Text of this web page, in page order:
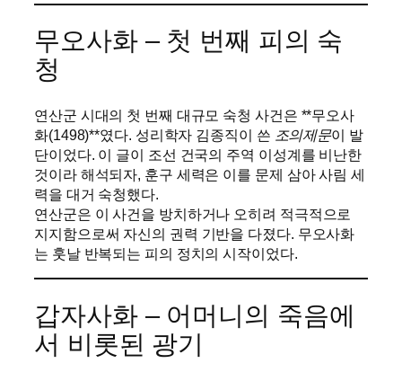
무오사화 – 첫 번째 피의 숙
청
연산군 시대의 첫 번째 대규모 숙청 사건은 **무오사
화(1498)**였다. 성리학자 김종직이 쓴 조의제문이 발
단이었다. 이 글이 조선 건국의 주역 이성계를 비난한
것이라 해석되자, 훈구 세력은 이를 문제 삼아 사림 세
력을 대거 숙청했다.
연산군은 이 사건을 방치하거나 오히려 적극적으로
지지함으로써 자신의 권력 기반을 다졌다. 무오사화
는 훗날 반복되는 피의 정치의 시작이었다.
갑자사화 – 어머니의 죽음에
서 비롯된 광기